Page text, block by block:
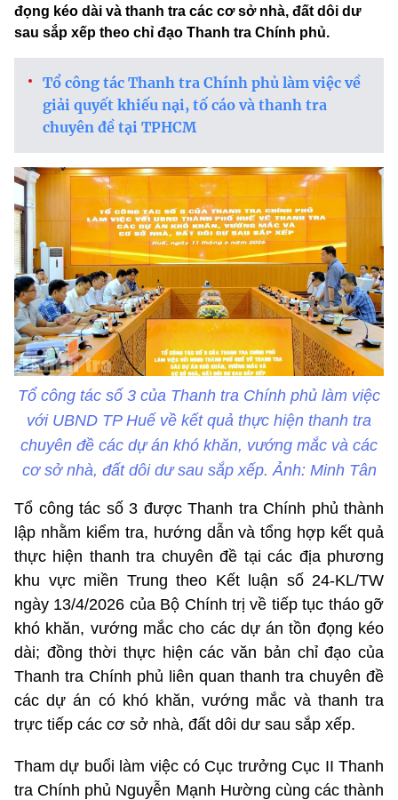
đọng kéo dài và thanh tra các cơ sở nhà, đất dôi dư
sau sắp xếp theo chỉ đạo Thanh tra Chính phủ.
Tổ công tác Thanh tra Chính phủ làm việc về
giải quyết khiếu nại, tố cáo và thanh tra
chuyên đề tại TPHCM
Tổ công tác số 3 của Thanh tra Chính phủ làm việc
với UBND TP Huế về kết quả thực hiện thanh tra
chuyên đề các dự án khó khăn, vướng mắc và các
cơ sở nhà, đất dôi dư sau sắp xếp. Ảnh: Minh Tân
Tổ công tác số 3 được Thanh tra Chính phủ thành
lập nhằm kiểm tra, hướng dẫn và tổng hợp kết quả
thực hiện thanh tra chuyên đề tại các địa phương
khu vực miền Trung theo Kết luận số 24-KL/TW
ngày 13/4/2026 của Bộ Chính trị về tiếp tục tháo gỡ
khó khăn, vướng mắc cho các dự án tồn đọng kéo
dài; đồng thời thực hiện các văn bản chỉ đạo của
Thanh tra Chính phủ liên quan thanh tra chuyên đề
các dự án có khó khăn, vướng mắc và thanh tra
trực tiếp các cơ sở nhà, đất dôi dư sau sắp xếp.
Tham dự buổi làm việc có Cục trưởng Cục II Thanh
tra Chính phủ Nguyễn Mạnh Hường cùng các thành